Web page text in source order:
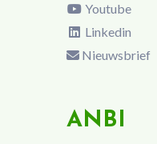
Youtube
Linkedin
Nieuwsbrief
ANBI